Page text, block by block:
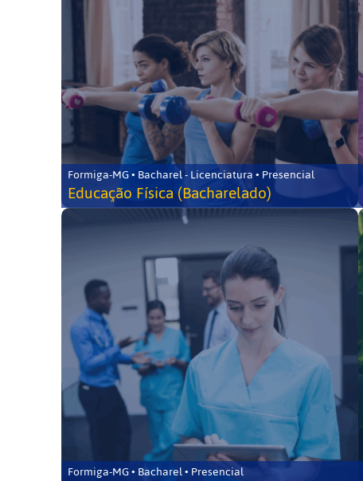
Formiga-MG • Bacharel - Licenciatura • Presencial
Educação Física (Bacharelado)
Formiga-MG • Bacharel • Presencial